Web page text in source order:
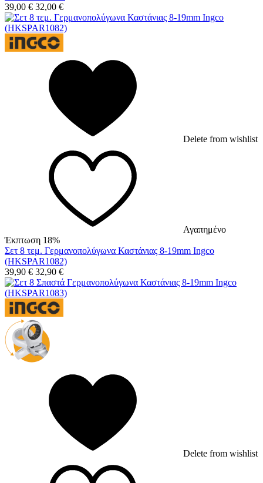
39,00 € 32,00 €
Delete from wishlist
Αγαπημένο
Έκπτωση 18%
Σετ 8 τεμ. Γερμανοπολύγωνα Καστάνιας 8-19mm Ingco
(HKSPAR1082)
39,90 € 32,90 €
Delete from wishlist